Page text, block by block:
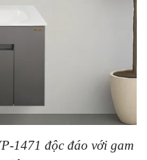
1471 độc đáo với gam